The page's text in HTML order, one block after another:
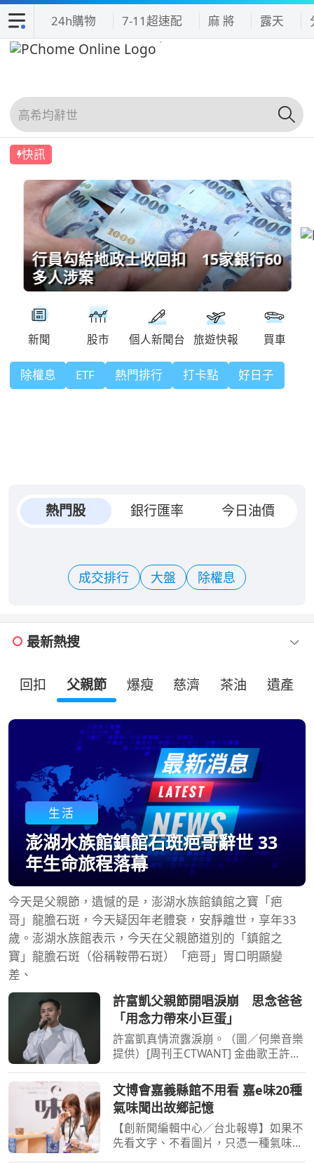
24h購物 7-11超速配 麻 將 露天
快訊
行員勾結地政士收回扣 15家銀行60
多人涉案
除權息 ETF 熱門排行 打卡點 好日子
熱門股 銀行匯率 今日油價
成交排行 大盤 除權息
最新熱搜
回扣 父親節 爆瘦 慈濟 茶油 遺產
生活
澎湖水族館鎮館石斑疤哥辭世 33
年生命旅程落幕
今天是父親節，遺憾的是，澎湖水族館鎮館之寶「疤
哥」龍膽石斑，今天疑因年老體衰，安靜離世，享年33
歲。澎湖水族館表示，今天在父親節道別的「鎮館之
寶」龍膽石斑（俗稱鞍帶石斑）「疤哥」胃口明顯變
差、
許富凱父親節開唱淚崩 思念爸爸
「用念力帶來小巨蛋」
許富凱真情流露淚崩。（圖／何樂音樂
提供）[周刊王CTWANT] 金曲歌王許富
會，這是他相隔5年攻蛋，剛好遇到父
親節，而親情一直是他心中最柔軟的地
方，對於長輩家人總是孝順
文博會嘉義縣館不用看 嘉e味20種
氣味聞出故鄉記憶
【創新聞編輯中心／台北報導】如果不
先看文字、不看圖片，只憑一種氣味，